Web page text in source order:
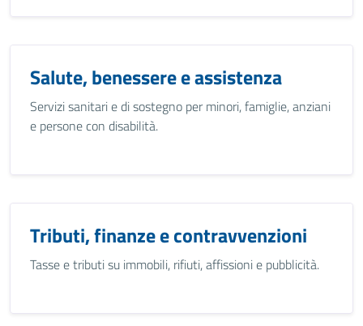
Salute, benessere e assistenza
Servizi sanitari e di sostegno per minori, famiglie, anziani
e persone con disabilità.
Tributi, finanze e contravvenzioni
Tasse e tributi su immobili, rifiuti, affissioni e pubblicità.